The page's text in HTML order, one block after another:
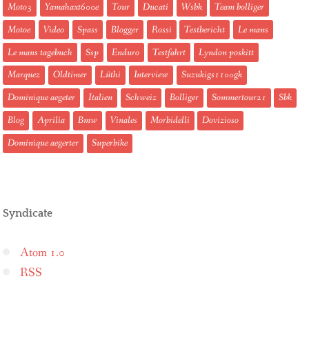
Moto3
Yamahaxt600e Tour Ducati Wsbk
Team bolliger
Motoe
Video Spass Blogger Rossi Testbericht
Le mans
Le mans tagebuch
Ssp Enduro Testfahrt
Lyndon poskitt
Marquez
Oldtimer Lüthi Interview
Suzukigs1100gk
Dominique aegeter
Italien Schweiz Bolliger Sommertour21
Sbk
Blog
Aprilia Bmw Vinales Morbidelli
Dovizioso
Dominique aegerter
Superbike
Syndicate
Atom 1.0
RSS